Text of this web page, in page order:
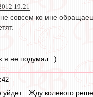
19:21
совсем ко мне
я не подумал. :)
Жду волевого